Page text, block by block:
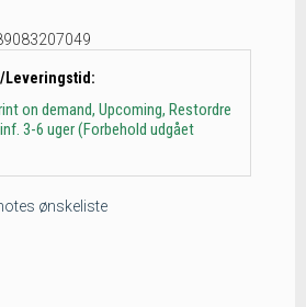
Leveringstid:
on demand, Upcoming, Restordre
3-6 uger (Forbehold udgået
ønskeliste